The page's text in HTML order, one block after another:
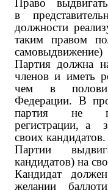
Право
в
должности
таким правом
Партия должна
членов и иметь
чем в
Федерации. В
партия не
регистрации, а
своих кандидатов.
Партии
кандидатов) на
Кандидат
желании